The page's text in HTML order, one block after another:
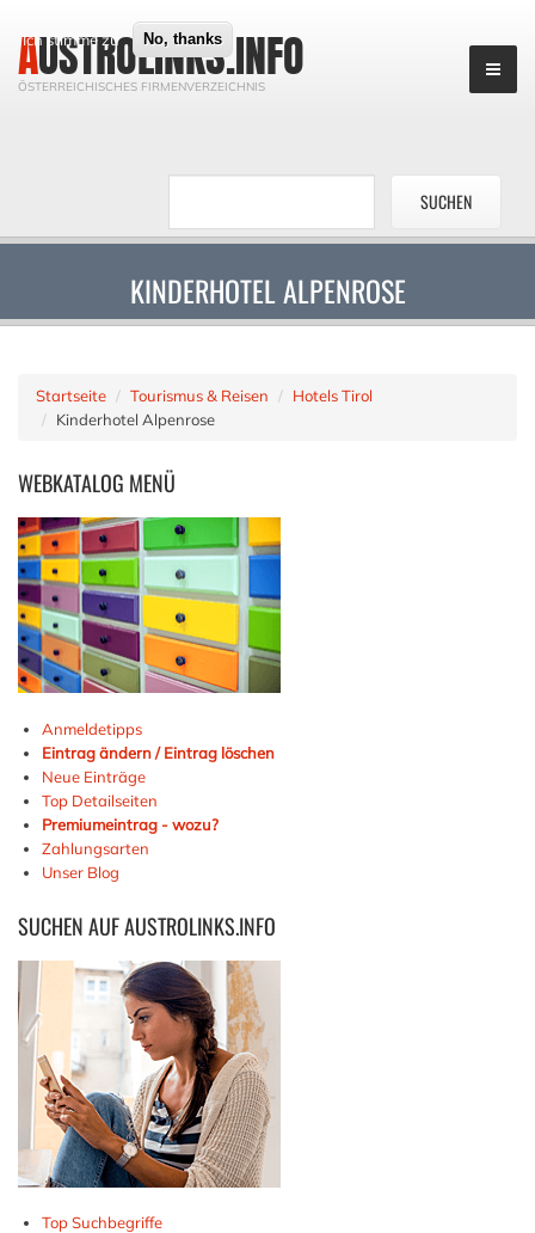
Ich stimme zu No, thanks
AUSTROLINKS.INFO
ÖSTERREICHISCHES FIRMENVERZEICHNIS
KINDERHOTEL ALPENROSE
Startseite Tourismus & Reisen
Hotels Tirol
Kinderhotel Alpenrose
WEBKATALOG MENÜ
Anmeldetipps
Eintrag ändern / Eintrag löschen
Neue Einträge
Top Detailseiten
Premiumeintrag - wozu?
Zahlungsarten
Unser Blog
SUCHENAUF AUSTROLINKS.INFO
Top Suchbegriffe